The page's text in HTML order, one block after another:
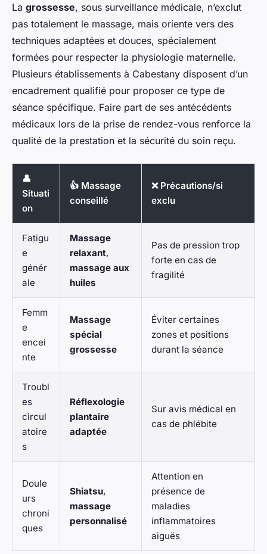
La grossesse, sous surveillance médicale, n’exclut
pas totalement le massage, mais oriente vers des
techniques adaptées et douces, spécialement
formées pour respecter la physiologie maternelle.
Plusieurs établissements à Cabestany disposent d’un
encadrement qualifié pour proposer ce type de
séance spécifique. Faire part de ses antécédents
médicaux lors de la prise de rendez-vous renforce la
qualité de la prestation et la sécurité du soin reçu.
👤
Situati
on
👍 Massage
conseillé
❌ Précautions/si
exclu
Fatigu
e
génér
ale
Massage
relaxant,
massage aux
huiles
Pas de pression trop
forte en cas de
fragilité
Femm
e
encei
nte
Massage
spécial
grossesse
Éviter certaines
zones et positions
durant la séance
Troubl
es
circul
atoire
s
Réflexologie
plantaire
adaptée
Sur avis médical en
cas de phlébite
Doule
urs
chroni
ques
Shiatsu,
massage
personnalisé
Attention en
présence de
maladies
inflammatoires
aiguës